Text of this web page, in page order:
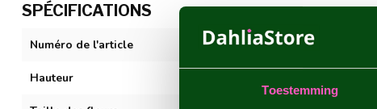
Toestemming
SPÉCIFICATIONS
Numéro de l'article Creme de Cognac
Hauteur